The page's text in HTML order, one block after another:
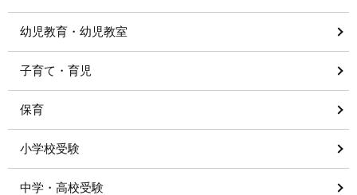
幼児教育・幼児教室
子育て・育児
保育
小学校受験
中学・高校受験